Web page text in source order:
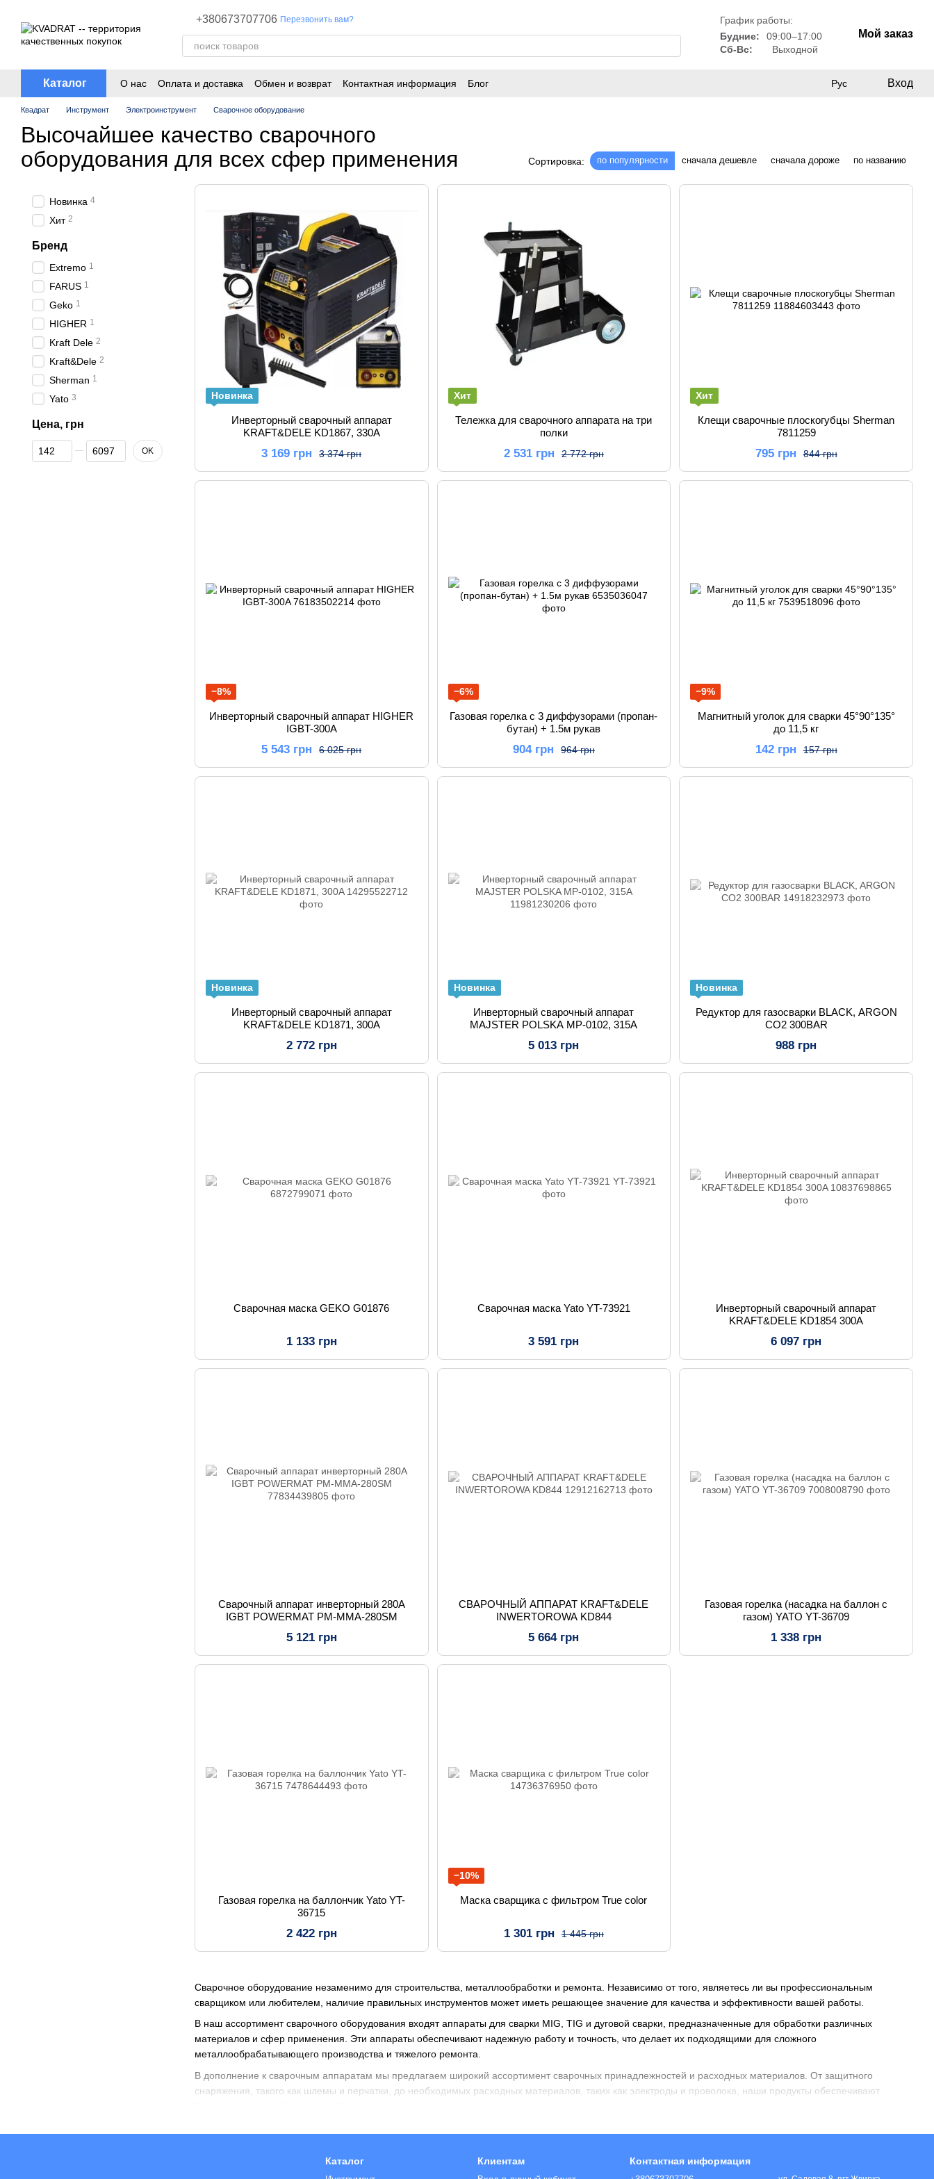
+380673707706 Перезвонить вам?
График работы:
Будние:
09:00–17:00
Сб-Вс:
Выходной
Мой заказ
Каталог О нас Оплата и доставка Обмен и возврат Контактная информация Блог Рус Вход
Квадрат Инструмент Электроинструмент Сварочное оборудование
Высочайшее качество сварочного
оборудования для всех сфер применения
Сортировка: по популярности сначала дешевле сначала дороже по названию
Сварочное оборудование незаменимо для строительства, металлообработки и ремонта. Независимо от того, являетесь ли вы профессиональным
сварщиком или любителем, наличие правильных инструментов может иметь решающее значение для качества и эффективности вашей работы.
В наш ассортимент сварочного оборудования входят аппараты для сварки MIG, TIG и дуговой сварки, предназначенные для обработки различных
материалов и сфер применения. Эти аппараты обеспечивают надежную работу и точность, что делает их подходящими для сложного
металлообрабатывающего производства и тяжелого ремонта.
В дополнение к сварочным аппаратам мы предлагаем широкий ассортимент сварочных принадлежностей и расходных материалов. От защитного
снаряжения, такого как шлемы и перчатки, до необходимых расходных материалов, таких как электроды и проволока, наши продукты обеспечивают
мелкими ремонтами, у нас есть необходимые вам решения для сварки.
Новинка
Инверторный сварочный аппарат
KRAFT&DELE KD1867, 330A
3 374 грн
3 169 грн
Хит
Тележка для сварочного аппарата на три
полки
2 772 грн
2 531 грн
Хит
Клещи сварочные плоскогубцы Sherman
7811259
844 грн
795 грн
−8%
Инверторный сварочный аппарат HIGHER
IGBT-300A
6 025 грн
5 543 грн
−6%
Газовая горелка с 3 диффузорами (пропан-
бутан) + 1.5м рукав
964 грн
904 грн
−9%
Магнитный уголок для сварки 45°90°135°
до 11,5 кг
157 грн
142 грн
Новинка
Инверторный сварочный аппарат
KRAFT&DELE KD1871, 300A
2 772 грн
Новинка
Инверторный сварочный аппарат
MAJSTER POLSKA MP-0102, 315A
5 013 грн
Новинка
Редуктор для газосварки BLACK, ARGON
CO2 300BAR
988 грн
Сварочная маска GEKO G01876
1 133 грн
Сварочная маска Yato YT-73921
3 591 грн
Инверторный сварочный аппарат
KRAFT&DELE KD1854 300A
6 097 грн
Сварочный аппарат инверторный 280A
IGBT POWERMAT PM-MMA-280SM
5 121 грн
СВАРОЧНЫЙ АППАРАТ KRAFT&DELE
INWERTOROWA KD844
5 664 грн
Газовая горелка (насадка на баллон с
газом) YATO YT-36709
1 338 грн
Газовая горелка на баллончик Yato YT-
36715
2 422 грн
−10%
Маска сварщика с фильтром True color
1 445 грн
1 301 грн
Новинка 4
Хит 2
Бренд
Extremo 1
FARUS 1
Geko 1
HIGHER 1
Kraft Dele 2
Kraft&Dele 2
Sherman 1
Yato 3
Цена, грн
От Цена, грн
До Цена, грн OK
Каталог Клиентам Контактная информация